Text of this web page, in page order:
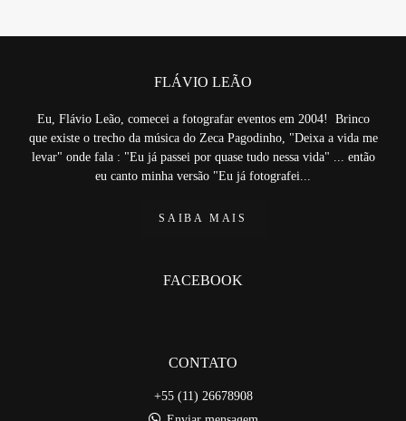
FLÁVIO LEÃO
Eu, Flávio Leão, comecei a fotografar eventos em 2004! Brinco
que existe o trecho da música do Zeca Pagodinho, "Deixa a vida me
levar" onde fala : "Eu já passei por quase tudo nessa vida" ... então
eu canto minha versão "Eu já fotografei...
SAIBA MAIS
FACEBOOK
CONTATO
+55 (11) 26678908